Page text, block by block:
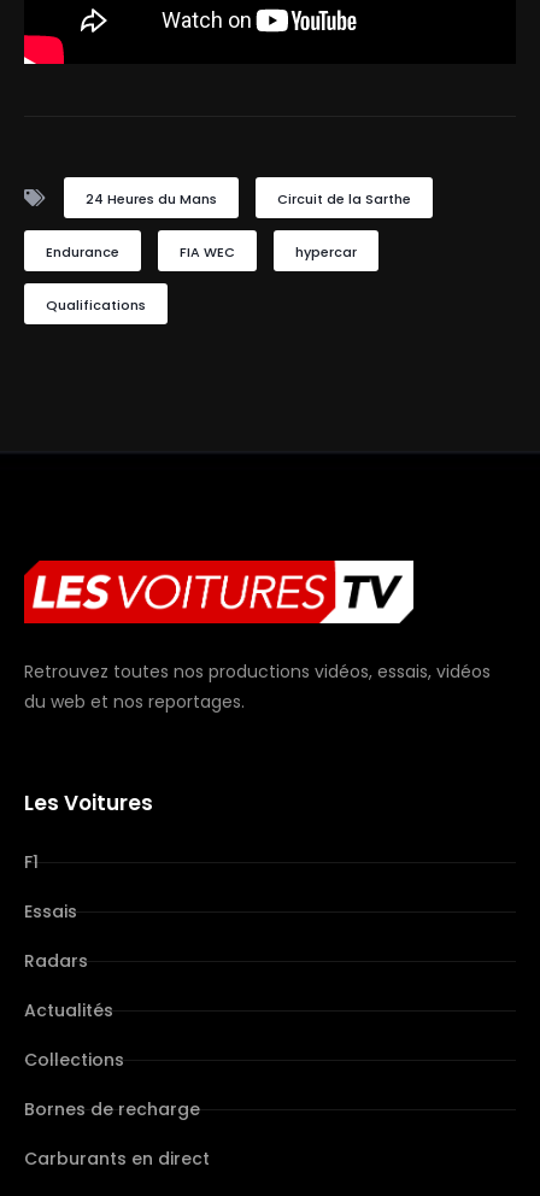
24 Heures du Mans Circuit de la Sarthe
Endurance FIA WEC hypercar
Qualifications
Retrouvez toutes nos productions vidéos, essais, vidéos
du web et nos reportages.
Les Voitures
F1
Essais
Radars
Actualités
Collections
Bornes de recharge
Carburants en direct